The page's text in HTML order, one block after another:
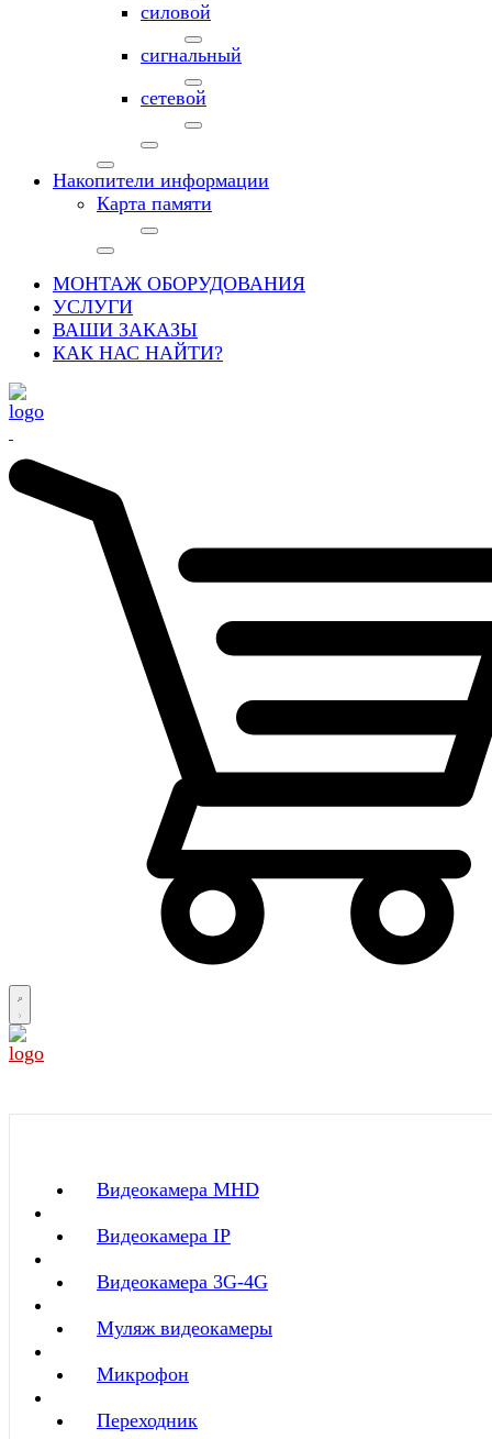
силовой
сигнальный
сетевой
Накопители информации
Карта памяти
МОНТАЖ ОБОРУДОВАНИЯ
УСЛУГИ
ВАШИ ЗАКАЗЫ
КАК НАС НАЙТИ?
Видеокамера MНD
Видеокамера IP
Видеокамера 3G-4G
Муляж видеокамеры
Микрофон
Переходник